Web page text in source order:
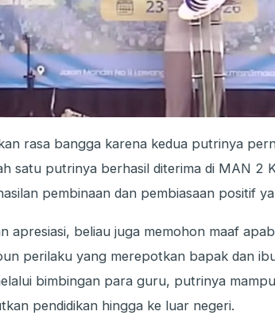
rasa bangga karena kedua putrinya
satu putrinya berhasil diterima di MAN 2
pembinaan dan pembiasaan positif
apresiasi, beliau juga memohon maaf
perilaku yang merepotkan bapak dan
bimbingan para guru, putrinya
pendidikan hingga ke luar negeri.